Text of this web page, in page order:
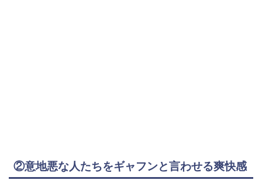
②意地悪な人たちをギャフンと言わせる爽快感